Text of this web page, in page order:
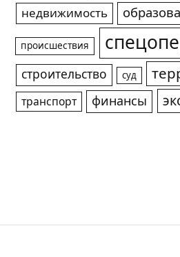
недвижимость
происшествия
строительство суд
транспорт финансы